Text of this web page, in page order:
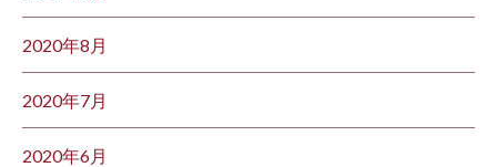
2020年8月
2020年7月
2020年6月